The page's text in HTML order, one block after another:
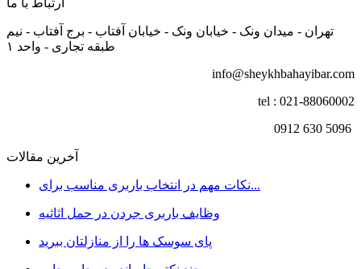
تهران - میدان ونک - خیابان ونک - خیابان آفتاب - برج آفتاب - نیم
طبقه تجاری - واحد ۱
info@sheykhbahayibar.com
tel : 021-88060002
آخرین مقالات
نکات مهم در انتخاب باربری مناسب برای...
وظایف باربری جردن در حمل اثاثیه
پای سوسک ها را از منازلتان ببرید